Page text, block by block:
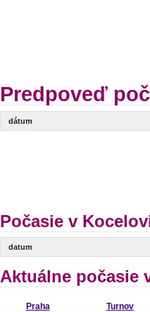
Predpoveď
dátum
Počasie v
datum
Aktuálne počasie
Praha Turnov